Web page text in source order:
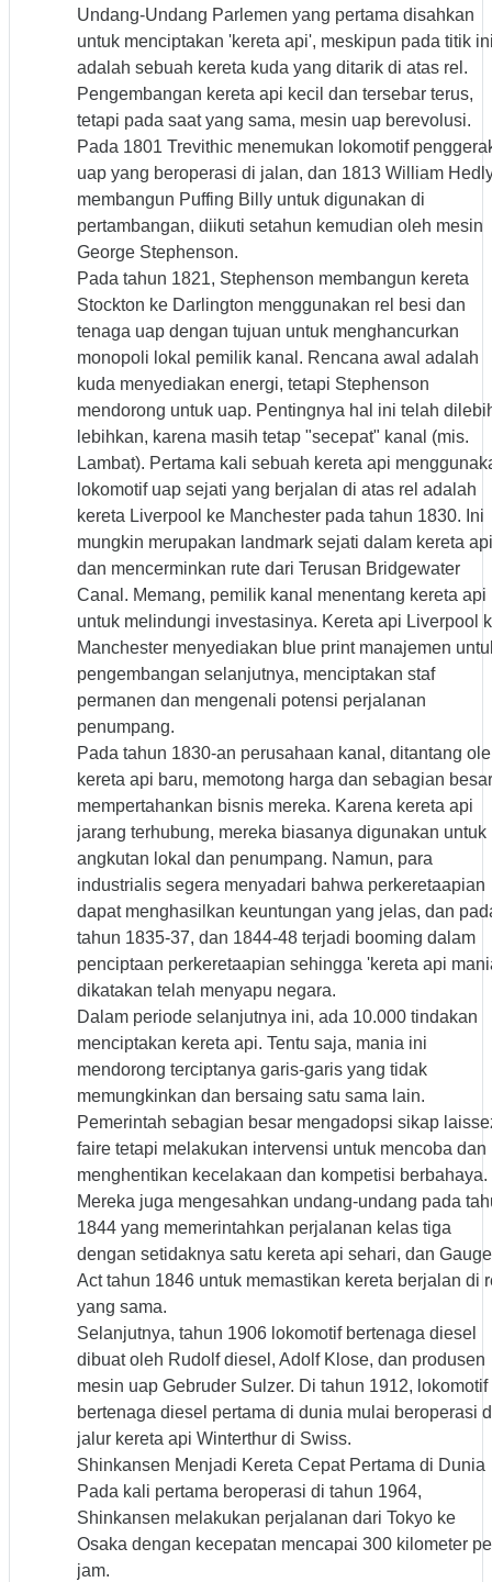
Undang-Undang Parlemen yang pertama disahkan
untuk menciptakan 'kereta api', meskipun pada titik
adalah sebuah kereta kuda yang ditarik di atas rel.
Pengembangan kereta api kecil dan tersebar terus,
tetapi pada saat yang sama, mesin uap berevolusi.
Pada 1801 Trevithic menemukan lokomotif
uap yang beroperasi di jalan, dan 1813 William
membangun Puffing Billy untuk digunakan di
pertambangan, diikuti setahun kemudian oleh mesin
George Stephenson.
Pada tahun 1821, Stephenson membangun kereta
Stockton ke Darlington menggunakan rel besi dan
tenaga uap dengan tujuan untuk menghancurkan
monopoli lokal pemilik kanal. Rencana awal adalah
kuda menyediakan energi, tetapi Stephenson
mendorong untuk uap. Pentingnya hal ini telah
lebihkan, karena masih tetap "secepat" kanal (mis.
Lambat). Pertama kali sebuah kereta api
lokomotif uap sejati yang berjalan di atas rel adalah
kereta Liverpool ke Manchester pada tahun 1830. Ini
mungkin merupakan landmark sejati dalam kereta api
dan mencerminkan rute dari Terusan Bridgewater
Canal. Memang, pemilik kanal menentang kereta api
untuk melindungi investasinya. Kereta api Liverpool
Manchester menyediakan blue print manajemen
pengembangan selanjutnya, menciptakan staf
permanen dan mengenali potensi perjalanan
penumpang.
Pada tahun 1830-an perusahaan kanal, ditantang
kereta api baru, memotong harga dan sebagian besar
mempertahankan bisnis mereka. Karena kereta api
jarang terhubung, mereka biasanya digunakan untuk
angkutan lokal dan penumpang. Namun, para
industrialis segera menyadari bahwa perkeretaapian
dapat menghasilkan keuntungan yang jelas, dan
tahun 1835-37, dan 1844-48 terjadi booming dalam
penciptaan perkeretaapian sehingga 'kereta api
dikatakan telah menyapu negara.
Dalam periode selanjutnya ini, ada 10.000 tindakan
menciptakan kereta api. Tentu saja, mania ini
mendorong terciptanya garis-garis yang tidak
memungkinkan dan bersaing satu sama lain.
Pemerintah sebagian besar mengadopsi sikap
faire tetapi melakukan intervensi untuk mencoba dan
menghentikan kecelakaan dan kompetisi berbahaya.
Mereka juga mengesahkan undang-undang pada
1844 yang memerintahkan perjalanan kelas tiga
dengan setidaknya satu kereta api sehari, dan Gauge
Act tahun 1846 untuk memastikan kereta berjalan di
yang sama.
Selanjutnya, tahun 1906 lokomotif bertenaga diesel
dibuat oleh Rudolf diesel, Adolf Klose, dan produsen
mesin uap Gebruder Sulzer. Di tahun 1912, lokomotif
bertenaga diesel pertama di dunia mulai beroperasi
jalur kereta api Winterthur di Swiss.
Shinkansen Menjadi Kereta Cepat Pertama di Dunia
Pada kali pertama beroperasi di tahun 1964,
Shinkansen melakukan perjalanan dari Tokyo ke
Osaka dengan kecepatan mencapai 300 kilometer
jam.